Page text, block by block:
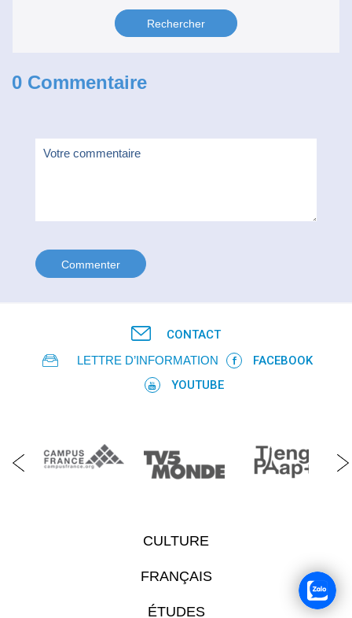
0 Commentaire
CONTACT
LETTRE D’INFORMATION
FACEBOOK
YOUTUBE
CULTURE
FRANÇAIS
ÉTUDES